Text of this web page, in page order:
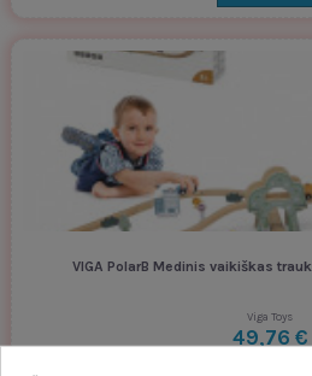
VIGA PolarB Medinis vaikiškas
Viga Toys
49,76 €